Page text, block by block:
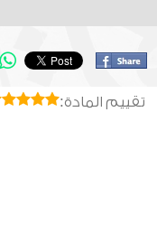
تقييم المادة: